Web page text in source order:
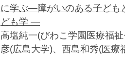
に学ぶ―障がいのある子ども
ども学 ―
高塩純一(びわこ学園医療福
彦(広島大学)、西島和秀(医療